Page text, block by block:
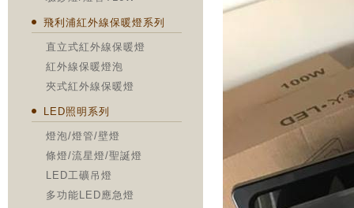
飛利浦紅外線保暖燈系列
直立式紅外線保暖燈
紅外線保暖燈泡
夾式紅外線保暖燈
LED照明系列
燈泡/燈管/壁燈
條燈/流星燈/聖誕燈
LED工礦吊燈
多功能LED應急燈